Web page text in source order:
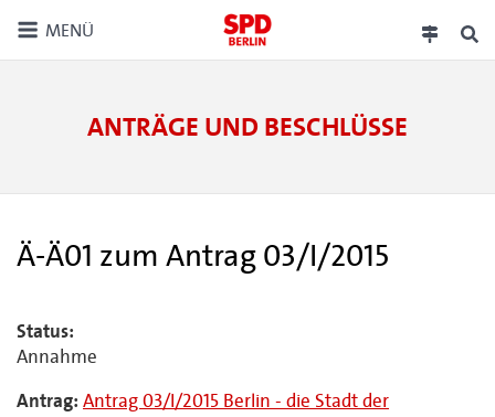
MENÜ
ANTRÄGE UND BESCHLÜSSE
Ä-Ä01 zum Antrag 03/I/2015
Status:
Annahme
Antrag: Antrag 03/I/2015 Berlin - die Stadt der